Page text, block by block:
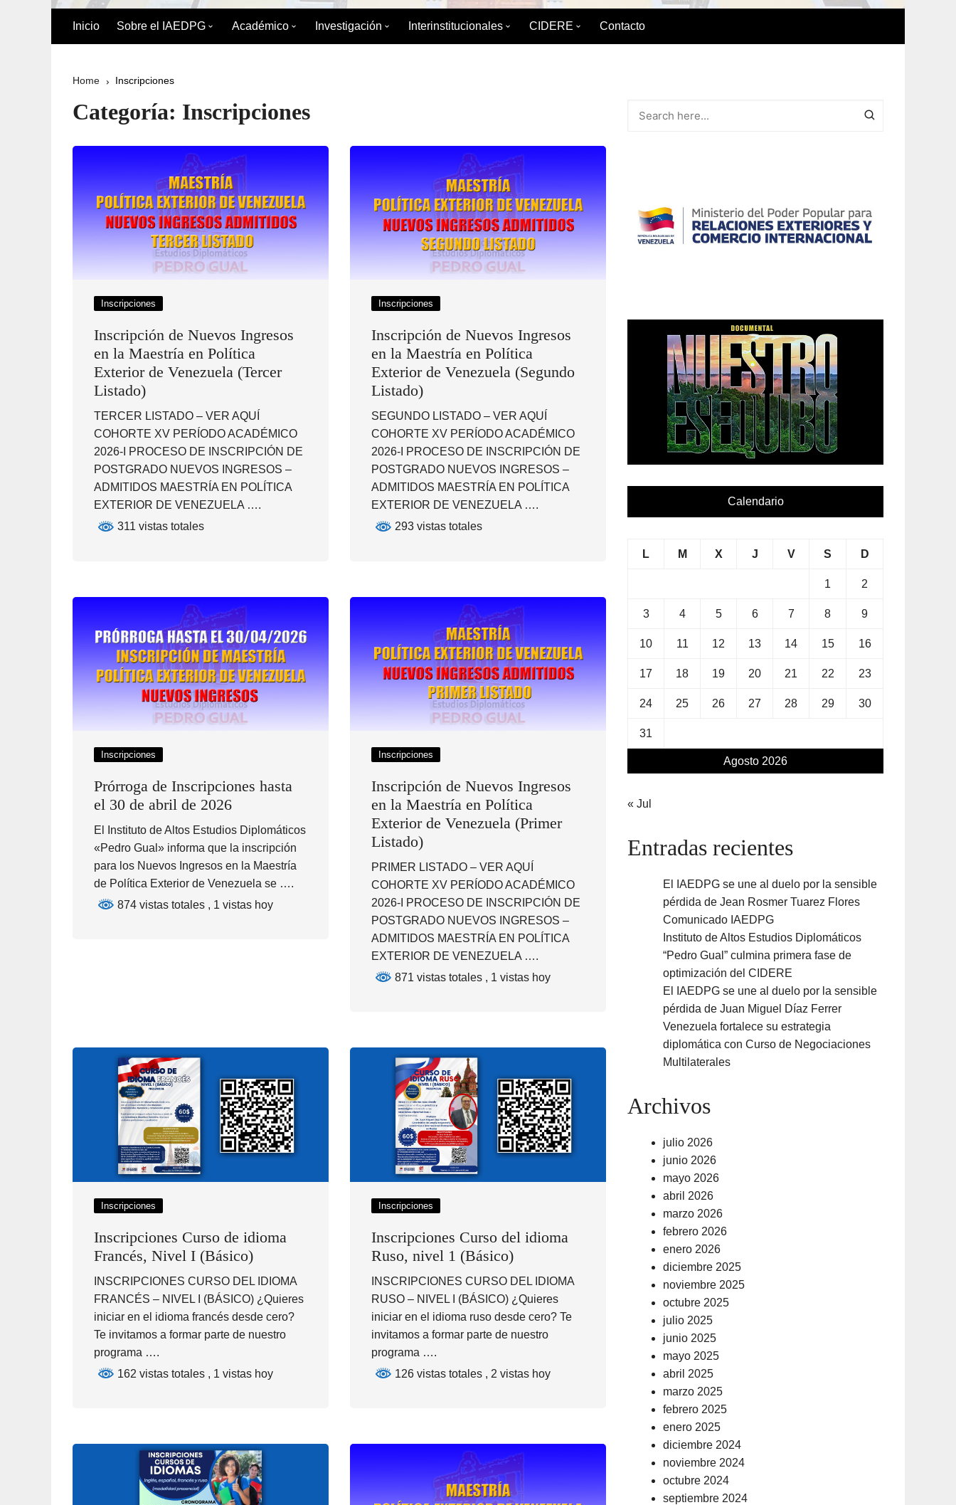
Inicio Sobre el IAEDPG
Organigrama
Directorio del IAEDPG
Misión y Visión
Principios y Valores
Normativa Interna
Naturaleza Jurídica del
IAEDPG
Académico
Reglamento de Estudios de
Investigación Interinstitucionales CIDERE
Tesis del IAEDPG
Material de Referencia
Colaboraciones de nuestro
Contacto
Home Inscripciones
Categoría: Inscripciones
Inscripciones
Inscripción de Nuevos Ingresos
en la Maestría en Política
Exterior de Venezuela (Tercer
Listado)
TERCER LISTADO – VER AQUÍ
COHORTE XV PERÍODO ACADÉMICO
2026-I PROCESO DE INSCRIPCIÓN DE
POSTGRADO NUEVOS INGRESOS –
ADMITIDOS MAESTRÍA EN POLÍTICA
EXTERIOR DE VENEZUELA ….
311 vistas totales
Inscripciones
Inscripción de Nuevos Ingresos
en la Maestría en Política
Exterior de Venezuela (Segundo
Listado)
SEGUNDO LISTADO – VER AQUÍ
COHORTE XV PERÍODO ACADÉMICO
2026-I PROCESO DE INSCRIPCIÓN DE
POSTGRADO NUEVOS INGRESOS –
ADMITIDOS MAESTRÍA EN POLÍTICA
EXTERIOR DE VENEZUELA ….
293 vistas totales
Inscripciones
Prórroga de Inscripciones hasta
el 30 de abril de 2026
El Instituto de Altos Estudios Diplomáticos
«Pedro Gual» informa que la inscripción
para los Nuevos Ingresos en la Maestría
de Política Exterior de Venezuela se ….
874 vistas totales , 1 vistas hoy
Inscripciones
Inscripción de Nuevos Ingresos
en la Maestría en Política
Exterior de Venezuela (Primer
Listado)
PRIMER LISTADO – VER AQUÍ
COHORTE XV PERÍODO ACADÉMICO
2026-I PROCESO DE INSCRIPCIÓN DE
POSTGRADO NUEVOS INGRESOS –
ADMITIDOS MAESTRÍA EN POLÍTICA
EXTERIOR DE VENEZUELA ….
871 vistas totales , 1 vistas hoy
Inscripciones
Inscripciones Curso de idioma
Francés, Nivel I (Básico)
INSCRIPCIONES CURSO DEL IDIOMA
FRANCÉS – NIVEL I (BÁSICO) ¿Quieres
iniciar en el idioma francés desde cero?
Te invitamos a formar parte de nuestro
programa ….
162 vistas totales , 1 vistas hoy
Inscripciones
Inscripciones Curso del idioma
Ruso, nivel 1 (Básico)
INSCRIPCIONES CURSO DEL IDIOMA
RUSO – NIVEL I (BÁSICO) ¿Quieres
iniciar en el idioma ruso desde cero? Te
invitamos a formar parte de nuestro
programa ….
126 vistas totales , 2 vistas hoy
Calendario
Agosto 2026
L M X J V S D
1 2
3 4 5 6 7 8 9
10 11 12 13 14 15 16
17 18 19 20 21 22 23
24 25 26 27 28 29 30
31
« Jul
Entradas recientes
El IAEDPG se une al duelo por la sensible
pérdida de Jean Rosmer Tuarez Flores
Comunicado IAEDPG
Instituto de Altos Estudios Diplomáticos
“Pedro Gual” culmina primera fase de
optimización del CIDERE
El IAEDPG se une al duelo por la sensible
pérdida de Juan Miguel Díaz Ferrer
Venezuela fortalece su estrategia
diplomática con Curso de Negociaciones
Multilaterales
Archivos
julio 2026
junio 2026
mayo 2026
abril 2026
marzo 2026
febrero 2026
enero 2026
diciembre 2025
noviembre 2025
octubre 2025
julio 2025
junio 2025
mayo 2025
abril 2025
marzo 2025
febrero 2025
enero 2025
diciembre 2024
noviembre 2024
octubre 2024
septiembre 2024